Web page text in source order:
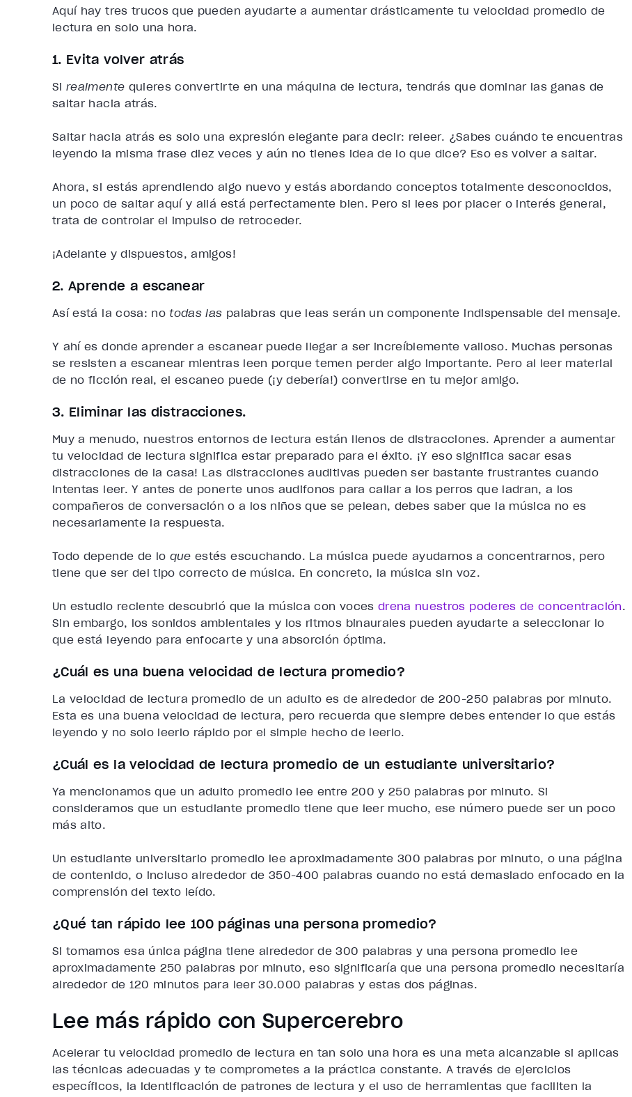
Aquí hay tres trucos que pueden ayudarte a aumentar drásticamente tuvelocidad promedio de
lectura en solo una hora.
1. Evita volver atrás
Sirealmente quieresconvertirte en una máquina de lectura, tendrás que dominar las ganas de
saltar hacia atrás.
Saltar hacia atrás es solo una expresión elegante para decir: releer. ¿Sabes cuándo te encuentras
leyendo la misma frase diez veces y aún no tienes idea de lo que dice? Eso es volver a saltar.
Ahora, si estás aprendiendo algo nuevo y estás abordando conceptos totalmente desconocidos,
un poco de saltar aquí y allá está perfectamente bien. Pero si lees por placer o interés general,
trata de controlar el impulso de retroceder.
¡Adelante y dispuestos, amigos!
2. Aprende a escanear
Así está la cosa: notodas las palabras que leas serán un componente indispensable del mensaje.
Y ahí es donde aprender a escanear puede llegar a ser increíblemente valioso. Muchas personas
se resisten a escanear mientras leen porque temen perder algo importante. Pero al leer material
de no ficción real, el escaneo puede (¡y debería!) convertirse en tu mejor amigo.
3. Eliminar las distracciones.
Muy a menudo, nuestros entornos de lectura están llenos de distracciones. Aprender a aumentar
tu velocidad de lectura significa estar preparado para el éxito. ¡Y eso significa sacar esas
distracciones de la casa! Las distracciones auditivas pueden ser bastante frustrantes cuando
intentas leer. Y antes de ponerte unos audifonos para callar a los perros que ladran, a los
compañeros de conversación o a los niños que se pelean, debes saber que la música no es
necesariamente la respuesta.
Todo depende de lo queestés escuchando. La música puede ayudarnos a concentrarnos, pero
tiene que ser del tipo correcto de música. En concreto, la música sin voz.
Un estudio reciente descubrió que la música con voces drena nuestros poderes de concentración.
Sin embargo, los sonidos ambientales y los ritmos binaurales pueden ayudarte a seleccionar lo
que está leyendo para enfocarte y una absorción óptima.
¿Cuál es una buena velocidad de lectura promedio?
La velocidad de lectura promedio de un adulto es de alrededor de 200-250 palabras por minuto.
Esta es una buena velocidad de lectura, pero recuerda que siempre debes entender lo que estás
leyendo y no solo leerlo rápido por el simple hecho de leerlo.
¿Cuál es la velocidad de lectura promedio de un estudiante universitario?
Ya mencionamos que un adulto promedio lee entre 200 y 250 palabras por minuto. Si
consideramos que un estudiante promedio tiene que leer mucho, ese número puede ser un poco
más alto.
Un estudiante universitario promedio lee aproximadamente 300 palabras por minuto, o una página
de contenido, o incluso alrededor de 350-400 palabras cuando no está demasiado enfocado en la
comprensión del texto leído.
¿Qué tan rápido lee 100 páginas una persona promedio?
Si tomamos esa única página tiene alrededor de 300 palabras y una persona promedio lee
aproximadamente 250 palabras por minuto, eso significaría que una persona promedio necesitaría
alrededor de 120 minutos para leer 30.000 palabras y estas dos páginas.
Lee más rápido con Supercerebro
Acelerar tu velocidad promedio de lectura en tan solo una hora es una meta alcanzable si aplicas
las técnicas adecuadas y te comprometes a la práctica constante. A través de ejercicios
específicos, la identificación de patrones de lectura y el uso de herramientas que faciliten la